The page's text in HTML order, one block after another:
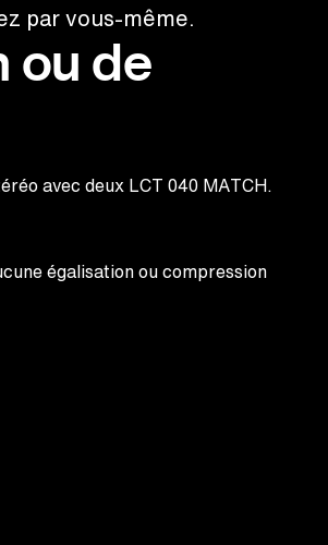
par vous-même.
ou de
avec deux LCT 040 MATCH.
égalisation ou compression